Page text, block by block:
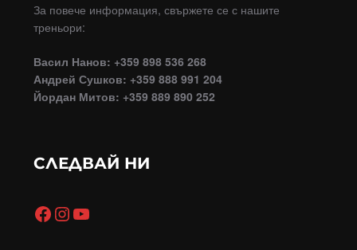
За повече информация, свържете се с нашите
треньори:
Васил Нанов: +359 898 536 268
Андрей Сушков: +359 888 991 204
Йордан Митов: +359 889 890 252
СЛЕДВАЙ НИ
Facebook
Instagram
YouTube